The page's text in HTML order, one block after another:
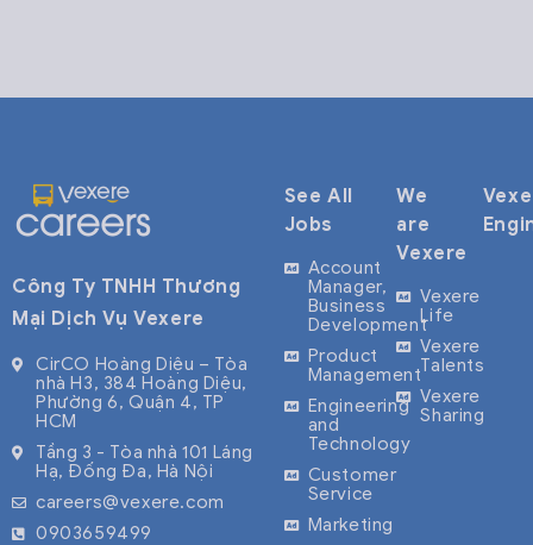
Công Ty TNHH Thương
Mại Dịch Vụ Vexere
CirCO Hoàng Diệu – Tòa
nhà H3, 384 Hoàng Diệu,
Phường 6, Quận 4, TP
HCM
Tầng 3 - Tòa nhà 101 Láng
Hạ, Đống Đa, Hà Nội
careers@vexere.com
0903659499
See All
Jobs
Account
Manager,
Business
Development
Product
Management
Engineering
and
Technology
Customer
Service
Marketing
We
are
Vexere
Vexere
Life
Vexere
Talents
Vexere
Sharing